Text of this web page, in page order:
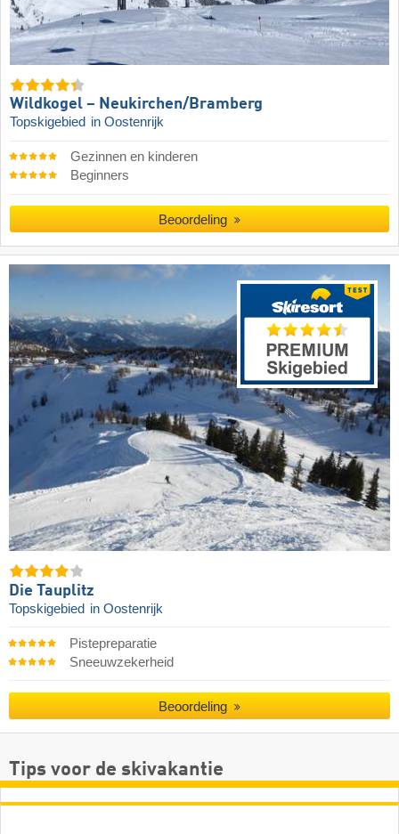
Wildkogel – Neukirchen/​Bramberg
Topskigebied in Oostenrijk
Gezinnen en kinderen
Beginners
Beoordeling
Die Tauplitz
Topskigebied in Oostenrijk
Pistepreparatie
Sneeuwzekerheid
Beoordeling
Tips voor de skivakantie